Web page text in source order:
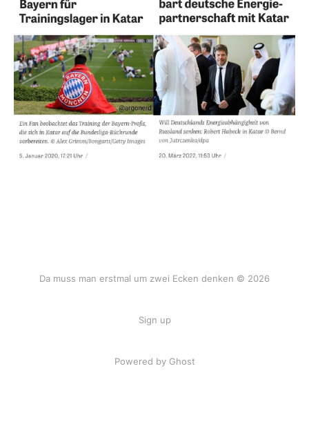
Da muss man erstmal um zwei Ecken denken © 2026
Sign up
Powered by Ghost